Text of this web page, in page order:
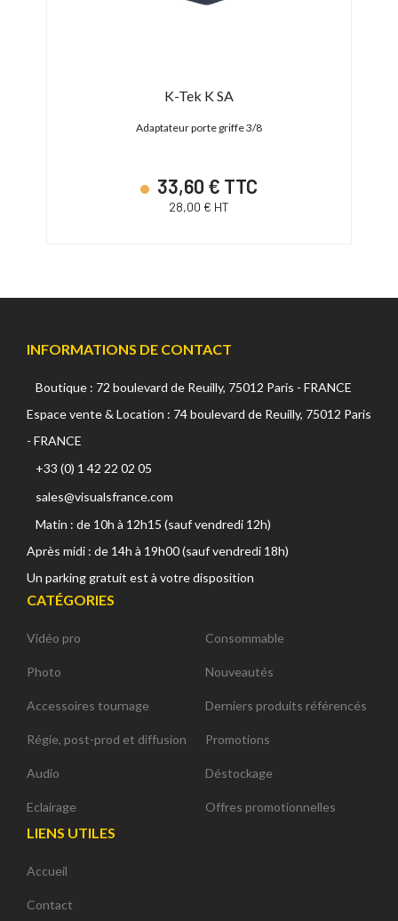
K-Tek K SA
Adaptateur porte griffe 3/8
33,60 € TTC
28,00 € HT
INFORMATIONS DE CONTACT
Boutique : 72 boulevard de Reuilly, 75012 Paris - FRANCE
Espace vente & Location : 74 boulevard de Reuilly, 75012 Paris
- FRANCE
+33 (0) 1 42 22 02 05
sales@visualsfrance.com
Matin : de 10h à 12h15 (sauf vendredi 12h)
Après midi : de 14h à 19h00 (sauf vendredi 18h)
Un parking gratuit est à votre disposition
CATÉGORIES
Vidéo pro
Photo
Accessoires tournage
Régie, post-prod et diffusion
Audio
Eclairage
Consommable
Nouveautés
Derniers produits référencés
Promotions
Déstockage
Offres promotionnelles
LIENS UTILES
Accueil
Contact